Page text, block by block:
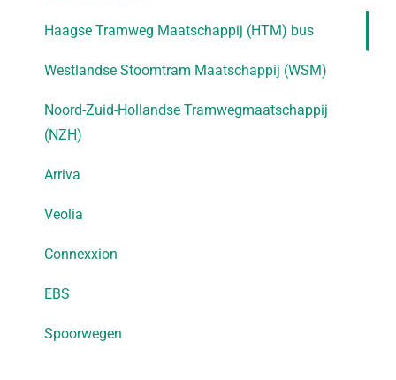
Haagse Tramweg Maatschappij (HTM) bus
Westlandse Stoomtram Maatschappij (WSM)
Noord-Zuid-Hollandse Tramwegmaatschappij
(NZH)
Arriva
Veolia
Connexxion
EBS
Spoorwegen